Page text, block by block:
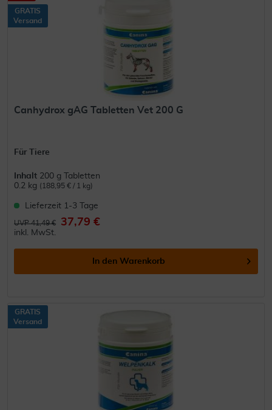
GRATIS
Versand
Canhydrox gAG Tabletten Vet 200 G
Für Tiere
Inhalt 200 g Tabletten
0.2 kg (188,95 € / 1 kg)
Lieferzeit 1-3 Tage
UVP 41,49 € 37,79 €
inkl. MwSt.
In den Warenkorb
GRATIS
Versand